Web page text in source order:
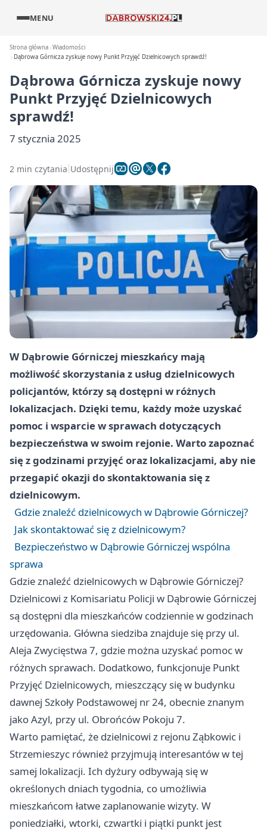
MENU
Strona główna Wiadomości
Dąbrowa Górnicza zyskuje nowy Punkt Przyjęć Dzielnicowych sprawdź!
Dąbrowa Górnicza zyskuje nowy
Punkt Przyjęć Dzielnicowych
sprawdź!
7 stycznia 2025
2 min czytania Udostępnij
W Dąbrowie Górniczej mieszkańcy mają
możliwość skorzystania z usług dzielnicowych
policjantów, którzy są dostępni w różnych
lokalizacjach. Dzięki temu, każdy może uzyskać
pomoc i wsparcie w sprawach dotyczących
bezpieczeństwa w swoim rejonie. Warto zapoznać
się z godzinami przyjęć oraz lokalizacjami, aby nie
przegapić okazji do skontaktowania się z
dzielnicowym.
Gdzie znaleźć dzielnicowych w Dąbrowie Górniczej?
Jak skontaktować się z dzielnicowym?
Bezpieczeństwo w Dąbrowie Górniczej wspólna
sprawa
Gdzie znaleźć dzielnicowych w Dąbrowie Górniczej?
Dzielnicowi z Komisariatu Policji w Dąbrowie Górniczej
są dostępni dla mieszkańców codziennie w godzinach
urzędowania. Główna siedziba znajduje się przy ul.
Aleja Zwycięstwa 7, gdzie można uzyskać pomoc w
różnych sprawach. Dodatkowo, funkcjonuje Punkt
Przyjęć Dzielnicowych, mieszczący się w budynku
dawnej Szkoły Podstawowej nr 24, obecnie znanym
jako Azyl, przy ul. Obrońców Pokoju 7.
Warto pamiętać, że dzielnicowi z rejonu Ząbkowic i
Strzemieszyc również przyjmują interesantów w tej
samej lokalizacji. Ich dyżury odbywają się w
określonych dniach tygodnia, co umożliwia
mieszkańcom łatwe zaplanowanie wizyty. W
poniedziałki, wtorki, czwartki i piątki punkt jest